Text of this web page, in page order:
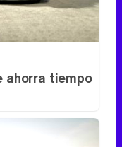
ahorra tiempo